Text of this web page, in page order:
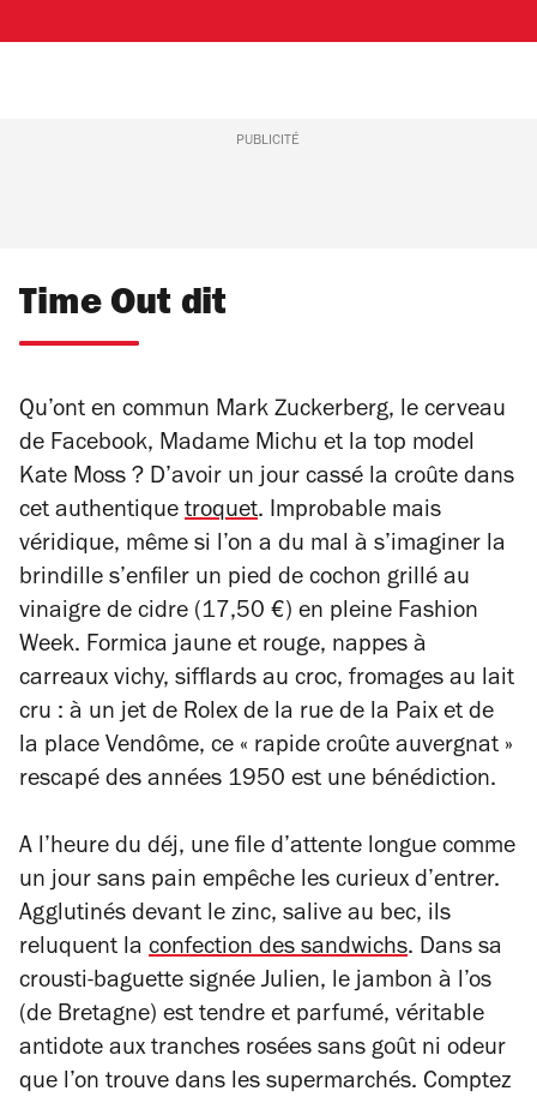
PUBLICITÉ
Time Out dit
Qu’ont en commun Mark Zuckerberg, le cerveau
de Facebook, Madame Michu et la top model
Kate Moss ? D’avoir un jour cassé la croûte dans
cet authentique troquet. Improbable mais
véridique, même si l’on a du mal à s’imaginer la
brindille s’enfiler un pied de cochon grillé au
vinaigre de cidre (17,50 €) en pleine Fashion
Week. Formica jaune et rouge, nappes à
carreaux vichy, sifflards au croc, fromages au lait
cru : à un jet de Rolex de la rue de la Paix et de
la place Vendôme, ce « rapide croûte auvergnat »
rescapé des années 1950 est une bénédiction.
A l’heure du déj, une file d’attente longue comme
un jour sans pain empêche les curieux d’entrer.
Agglutinés devant le zinc, salive au bec, ils
reluquent la confection des sandwichs. Dans sa
crousti-baguette signée Julien, le jambon à l’os
(de Bretagne) est tendre et parfumé, véritable
antidote aux tranches rosées sans goût ni odeur
que l’on trouve dans les supermarchés. Comptez